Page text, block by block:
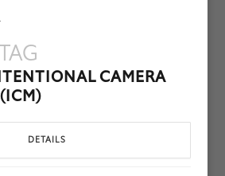
CAMERA
DETAILS